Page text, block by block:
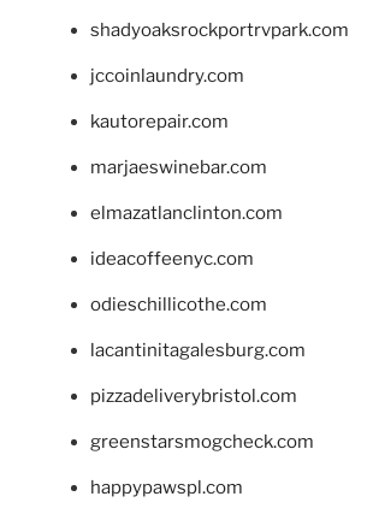
shadyoaksrockportrvpark.com
jccoinlaundry.com
kautorepair.com
marjaeswinebar.com
elmazatlanclinton.com
ideacoffeenyc.com
odieschillicothe.com
lacantinitagalesburg.com
pizzadeliverybristol.com
greenstarsmogcheck.com
happypawspl.com